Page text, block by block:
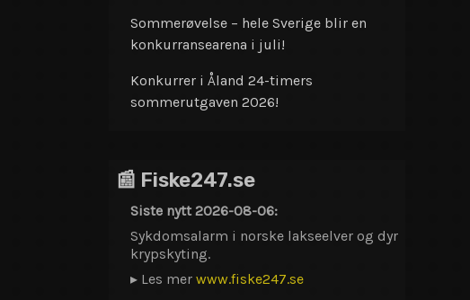
Sommerøvelse – hele Sverige blir en
konkurransearena i juli!
Konkurrer i Åland 24-timers
sommerutgaven 2026!
📰 Fiske247.se
Siste nytt 2026-08-06:
Sykdomsalarm i norske lakseelver og dyr
krypskyting.
▸ Les mer www.fiske247.se